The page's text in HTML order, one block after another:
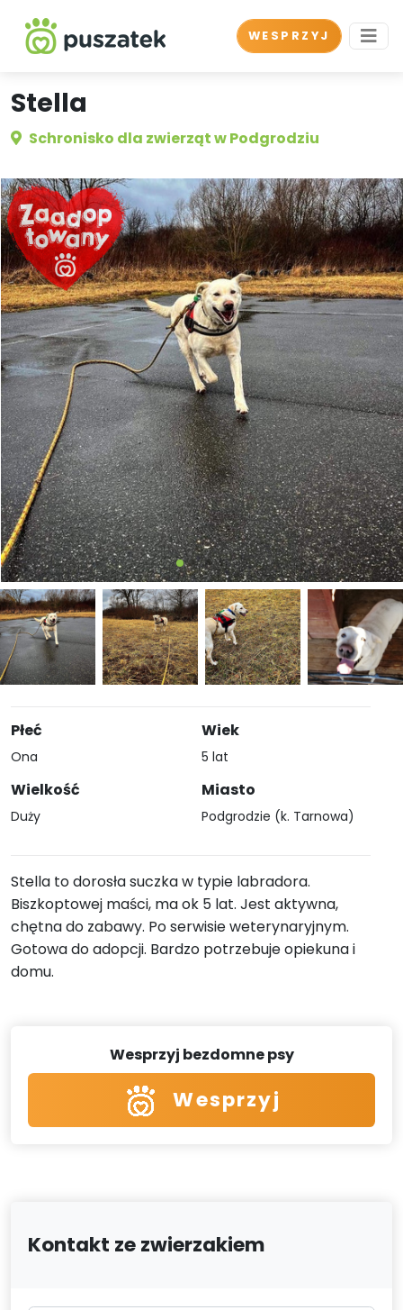
WESPRZYJ
Stella
Schronisko dla zwierząt w Podgrodziu
Płeć
Ona
Wielkość
Duży
Wiek
5 lat
Miasto
Podgrodzie (k. Tarnowa)
Stella to dorosła suczka w typie labradora.
Biszkoptowej maści, ma ok 5 lat. Jest aktywna,
chętna do zabawy. Po serwisie weterynaryjnym.
Gotowa do adopcji. Bardzo potrzebuje opiekuna i
domu.
Wesprzyj bezdomne psy
Wesprzyj
Kontakt ze zwierzakiem